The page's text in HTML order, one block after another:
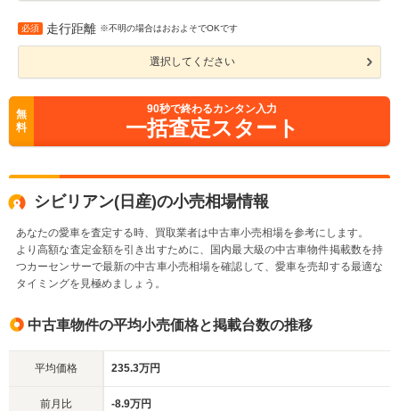
必須 走行距離 ※不明の場合はおおよそでOKです
選択してください
無
料
90秒で終わるカンタン入力
一括査定スタート
シビリアン(日産)の小売相場情報
あなたの愛車を査定する時、買取業者は中古車小売相場を参考にします。
より高額な査定金額を引き出すために、国内最大級の中古車物件掲載数を持
つカーセンサーで最新の中古車小売相場を確認して、愛車を売却する最適な
タイミングを見極めましょう。
中古車物件の平均小売価格と掲載台数の推移
平均価格 235.3万円
前月比 -8.9万円